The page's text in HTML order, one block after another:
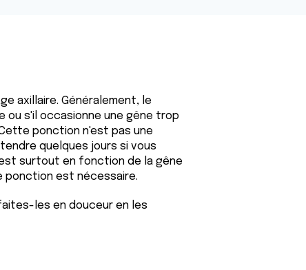
axillaire. Généralement, le
ou s'il occasionne une gêne trop
ponction n'est pas une
quelques jours si vous
surtout en fonction de la gêne
ponction est nécessaire.
les en douceur en les